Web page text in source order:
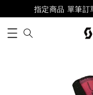
指定商品 單筆